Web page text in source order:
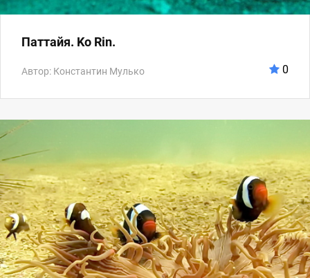
Паттайя. Ko Rin.
Автор: Константин Мулько 0